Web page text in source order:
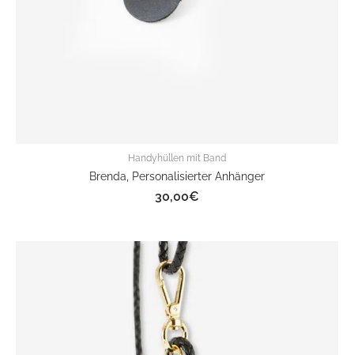
Handyhüllen mit Band
Brenda, Personalisierter Anhänger
30,00€